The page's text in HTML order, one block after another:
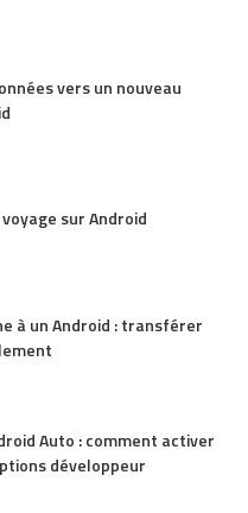
vers un nouveau
sur Android
à un Android : transférer
Auto : comment activer
développeur